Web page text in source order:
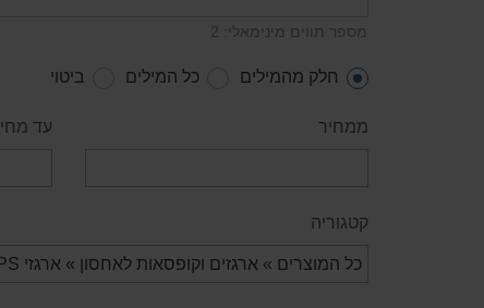
מספר תווים מינימאלי: 2
חלק מהמילים כל המילים ביטוי
ממחיר עד
קטגוריה